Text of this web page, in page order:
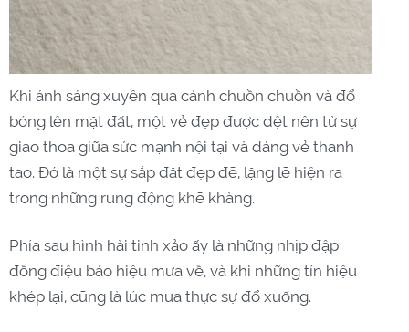
Khi ánh sáng xuyên qua cánh chuồn chuồn và đổ
bóng lên mặt đất, một vẻ đẹp được dệt nên từ sự
giao thoa giữa sức mạnh nội tại và dáng vẻ thanh
tao. Đó là một sự sắp đặt đẹp đẽ, lặng lẽ hiện ra
trong những rung động khẽ khàng.
Phía sau hình hài tinh xảo ấy là những nhịp đập
đồng điệu báo hiệu mưa về, và khi những tín hiệu
khép lại, cũng là lúc mưa thực sự đổ xuống.